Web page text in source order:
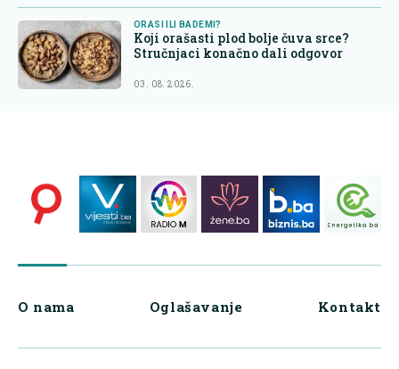
ORASI ILI BADEMI?
Koji orašasti plod bolje čuva srce?
Stručnjaci konačno dali odgovor
03. 08. 2026.
O nama Oglašavanje Kontakt